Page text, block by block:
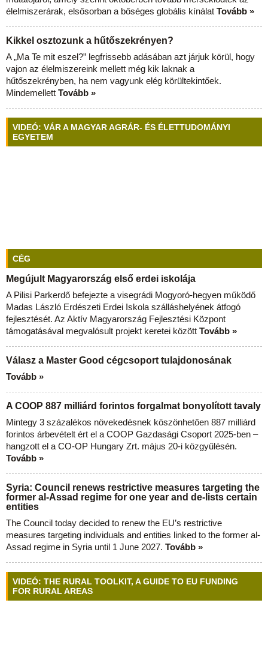
élelmiszerárak, elsősorban a bőséges globális kínálat Tovább »
Kikkel osztozunk a hűtőszekrényen?
A „Ma Te mit eszel?” legfrissebb adásában azt járjuk körül, hogy
vajon az élelmiszereink mellett még kik laknak a
hűtőszekrényben, ha nem vagyunk elég körültekintőek.
Mindemellett Tovább »
VIDEÓ: VÁR A MAGYAR AGRÁR- ÉS ÉLETTUDOMÁNYI
EGYETEM
CÉG
Megújult Magyarország első erdei iskolája
A Pilisi Parkerdő befejezte a visegrádi Mogyoró-hegyen működő
Madas László Erdészeti Erdei Iskola szálláshelyének átfogó
fejlesztését. Az Aktív Magyarország Fejlesztési Központ
támogatásával megvalósult projekt keretei között Tovább »
Válasz a Master Good cégcsoport tulajdonosának
Tovább »
A COOP 887 milliárd forintos forgalmat bonyolított tavaly
Mintegy 3 százalékos növekedésnek köszönhetően 887 milliárd
forintos árbevételt ért el a COOP Gazdasági Csoport 2025-ben –
hangzott el a CO-OP Hungary Zrt. május 20-i közgyűlésén.
Tovább »
Syria: Council renews restrictive measures targeting the
former al-Assad regime for one year and de-lists certain
entities
The Council today decided to renew the EU’s restrictive
measures targeting individuals and entities linked to the former al-
Assad regime in Syria until 1 June 2027. Tovább »
VIDEÓ: THE RURAL TOOLKIT, A GUIDE TO EU FUNDING
FOR RURAL AREAS